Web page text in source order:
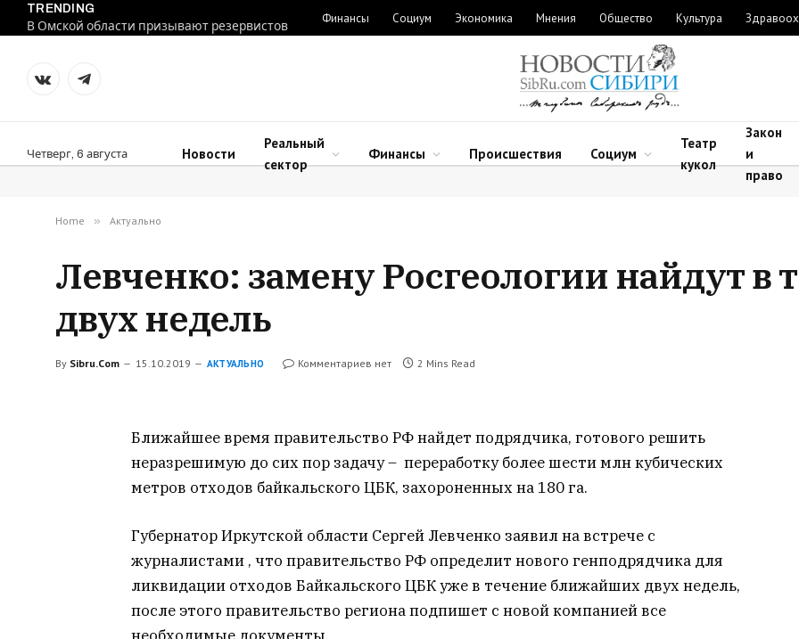
TRENDING
В Омской области призывают резервистов
Финансы Социум Экономика Мнения Общество Культура
VKontakteTelegram
Четверг, 6 августа Новости
Реальный
сектор
Финансы Происшествия Социум
Театр
кукол
Закон
и
право
Home » Актуально
Левченко: замену Росгеологии найдут в
двух недель
By Sibru.Com 15.10.2019 АКТУАЛЬНО Комментариев нет 2 Mins Read
Ближайшее время правительство РФ найдет подрядчика, готового решить
неразрешимую до сих пор задачу – переработку более шести млн кубических
метров отходов байкальского ЦБК, захороненных на 180 га.
Губернатор Иркутской области Сергей Левченко заявил на встрече с
журналистами , что правительство РФ определит нового генподрядчика для
ликвидации отходов Байкальского ЦБК уже в течение ближайших двух недель,
после этого правительство региона подпишет с новой компанией все